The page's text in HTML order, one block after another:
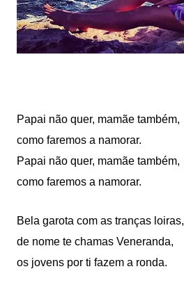
Papai não quer, mamãe também,
como faremos a namorar.
Papai não quer, mamãe também,
como faremos a namorar.
Bela garota com as tranças loiras,
de nome te chamas Veneranda,
os jovens por ti fazem a ronda.